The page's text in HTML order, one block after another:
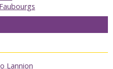
Lannion